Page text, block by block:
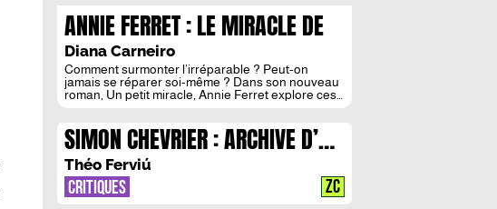
ANNIE FERRET : LE MIRACLE DE
LA (SUR)VIE
Diana Carneiro
Comment surmonter l’irréparable ? Peut-on
jamais se réparer soi-même ? Dans son nouveau
roman, Un petit miracle, Annie Ferret explore ces
deuxième personne du singulier, interpelle autant
qu’elle enferme et projette le lecteur dans l’intimité
de Juan, submergé par le poids d’un […]
SIMON CHEVRIER : ARCHIVE D’UN
JEUNE D’AUJOURD’HUI
Théo Ferviú
CRITIQUES ZC